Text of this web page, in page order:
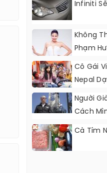
Infiniti
Không
Phạm
Cô Gái
Nepal
Người
Cách
Cà Tím